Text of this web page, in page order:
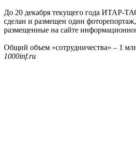
До 20 декабря текущего года ИТАР-
сделан и размещен один
размещенные на сайте
Общий объем «сотрудничества» – 1
1000inf.ru